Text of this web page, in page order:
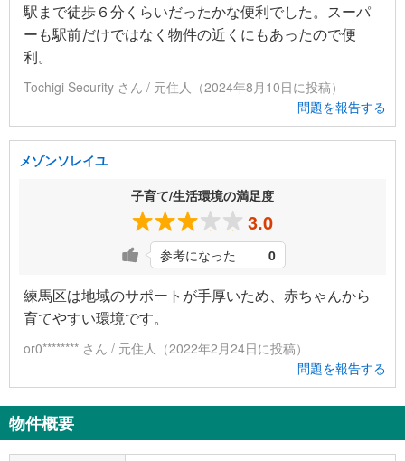
駅まで徒歩６分くらいだったかな便利でした。スーパ
ーも駅前だけではなく物件の近くにもあったので便
利。
Tochigi Security さん / 元住人（2024年8月10日に投稿）
問題を報告する
メゾンソレイユ
子育て/生活環境の満足度
3.0
参考になった 0
練馬区は地域のサポートが手厚いため、赤ちゃんから
育てやすい環境です。
or0******** さん / 元住人（2022年2月24日に投稿）
問題を報告する
物件概要